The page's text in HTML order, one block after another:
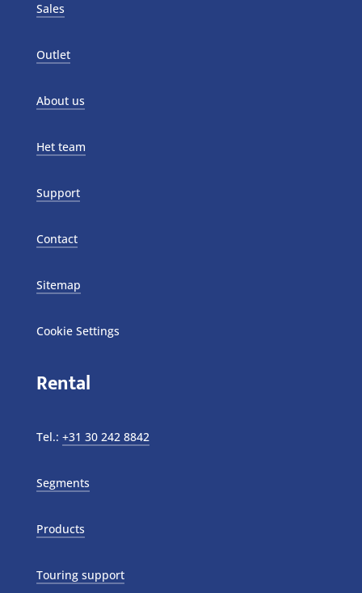
Sales
Outlet
About us
Het team
Support
Contact
Sitemap
Cookie Settings
Rental
Tel.: +31 30 242 8842
Segments
Products
Touring support